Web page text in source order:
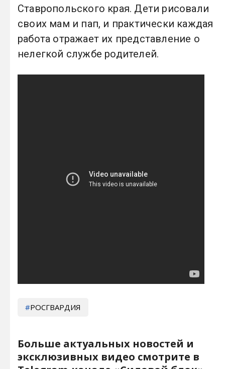
Ставропольского края. Дети рисовали
своих мам и пап, и практически каждая
работа отражает их представление о
нелегкой службе родителей.
РОСГВАРДИЯ
Больше актуальных новостей и
эксклюзивных видео смотрите в